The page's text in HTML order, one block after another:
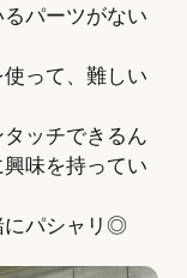
パーツがない
って、難しい
ッチできるん
味を持ってい
にパシャリ◎